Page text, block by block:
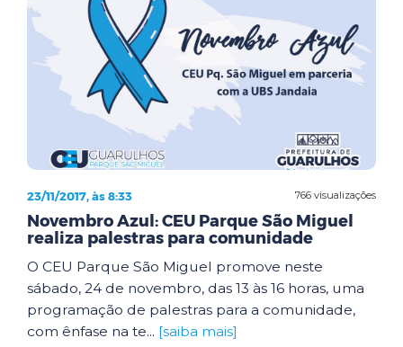
766 visualizações
23/11/2017, às 8:33
Novembro Azul: CEU Parque São Miguel
realiza palestras para comunidade
O CEU Parque São Miguel promove neste
sábado, 24 de novembro, das 13 às 16 horas, uma
programação de palestras para a comunidade,
com ênfase na te... [saiba mais]